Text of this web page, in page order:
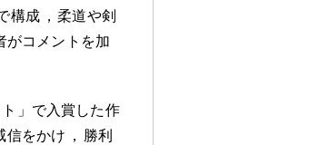
構成 ， 柔道や剣
がコメントを加
」で入賞した作
信をかけ ， 勝利